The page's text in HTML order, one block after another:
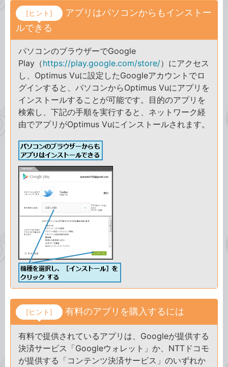
[ヒント]
アプリはパソコンからもインストー
ルできる
パソコンのブラウザーでGoogle
Play（https://play.google.com/store/）にアクセス
し、Optimus Vuに設定したGoogleアカウントでロ
グインすると、パソコンからOptimus Vuにアプリを
インストールすることが可能です。目的のアプリを
検索し、下記の手順を実行すると、ネットワーク経
由でアプリがOptimus Vuにインストールされます。
[ヒント] 有料のアプリを購入するには
有料で提供されているアプリは、Googleが提供する
決済サービス「Googleウォレット」か、NTTドコモ
が提供する「コンテンツ決済サービス」のいずれか